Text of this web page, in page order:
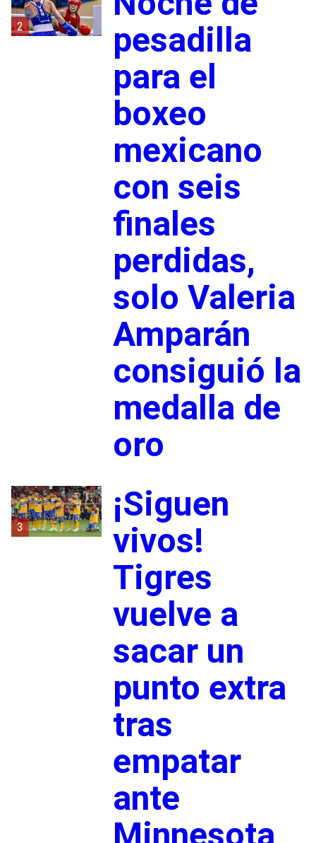
2
pesadilla
para el
boxeo
mexicano
con seis
finales
perdidas,
solo Valeria
Amparán
consiguió la
medalla de
oro
3
¡Siguen
vivos!
Tigres
vuelve a
sacar un
punto extra
tras
empatar
ante
Minnesota